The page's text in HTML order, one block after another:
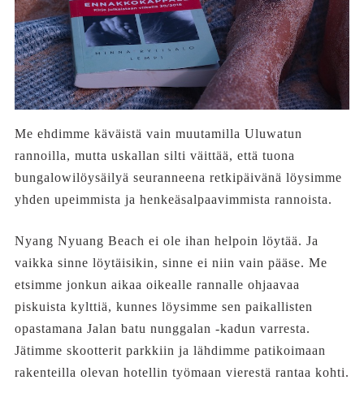
Me ehdimme käväistä vain muutamilla Uluwatun
rannoilla, mutta uskallan silti väittää, että tuona
bungalowilöysäilyä seuranneena retkipäivänä löysimme
yhden upeimmista ja henkeäsalpaavimmista rannoista.
Nyang Nyuang Beach ei ole ihan helpoin löytää. Ja
vaikka sinne löytäisikin, sinne ei niin vain pääse. Me
etsimme jonkun aikaa oikealle rannalle ohjaavaa
piskuista kylttiä, kunnes löysimme sen paikallisten
opastamana Jalan batu nunggalan -kadun varresta.
Jätimme skootterit parkkiin ja lähdimme patikoimaan
rakenteilla olevan hotellin työmaan vierestä rantaa kohti.